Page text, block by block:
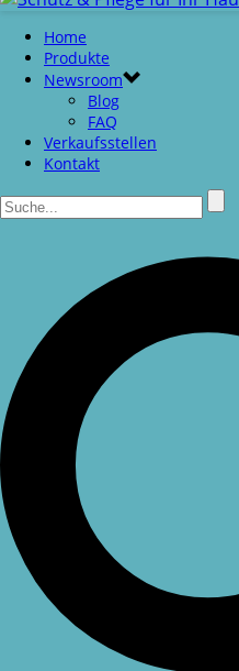
Home
Produkte
Newsroom
Blog
FAQ
Verkaufsstellen
Kontakt